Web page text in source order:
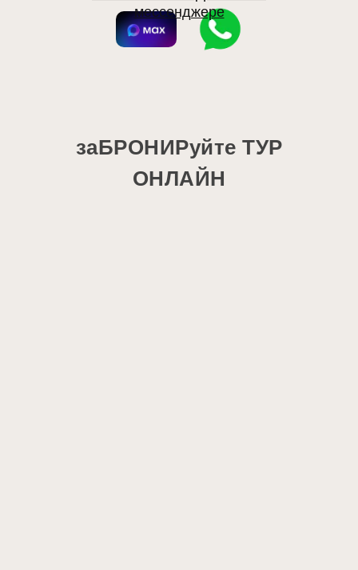
мессенджере
заБРОНИРуйте ТУР
ОНЛАЙН